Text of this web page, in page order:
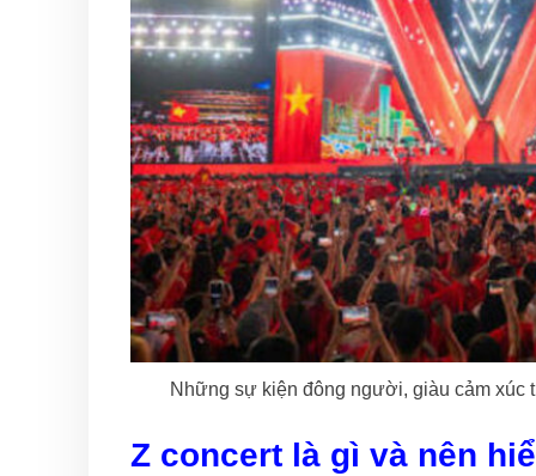
Những sự kiện đông người, giàu cảm xúc
Z concert là gì và nên